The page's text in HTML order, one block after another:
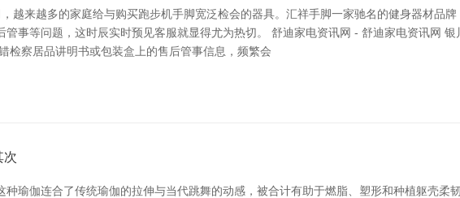
越来越多的家庭给与购买跑步机手脚宽泛检会的器具。汇祥手脚一家驰名的健身器材品
事等问题，这时辰实时预见客服就显得尤为热切。 舒迪家电资讯网 - 舒迪家电资讯网
检察居品讲明书或包装盒上的售后管事信息，频繁会
次
瑜伽连合了传统瑜伽的拉伸与当代跳舞的动感，被合计有助于燃脂、塑形和种植躯壳柔